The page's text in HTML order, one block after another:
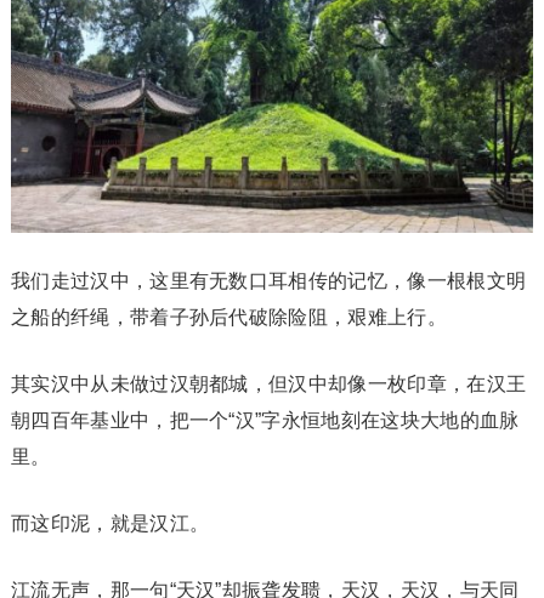
我们走过汉中，这里有无数口耳相传的记忆，像一根根文明
之船的纤绳，带着子孙后代破除险阻，艰难上行。
其实汉中从未做过汉朝都城，但汉中却像一枚印章，在汉王
朝四百年基业中，把一个“汉”字永恒地刻在这块大地的血脉
里。
而这印泥，就是汉江。
江流无声，那一句“天汉”却振聋发聩，天汉，天汉，与天同